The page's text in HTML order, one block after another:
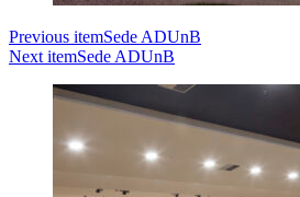
Previous itemSede ADUnB
Next itemSede ADUnB